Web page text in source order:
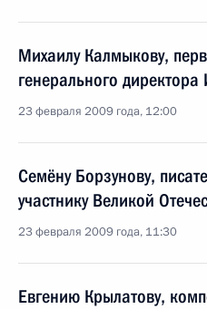
Михаилу Калмыкову,
генерального
23 февраля 2009 года, 12:00
Семёну Борзунову,
участнику Великой
23 февраля 2009 года, 11:30
Евгению Крылатову,